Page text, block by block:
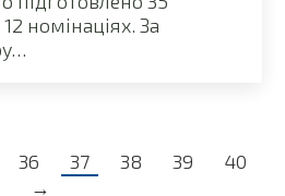
номінаціях. За
36 37 38 39
40
→